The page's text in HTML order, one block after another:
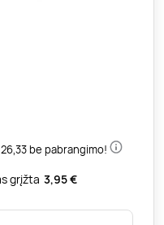
be pabrangimo!
grįžta 3,95 €